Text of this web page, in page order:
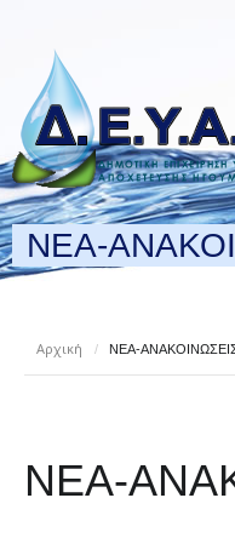
ΝΕΑ-
Αρχική / ΝΕΑ-
ΝΕΑ-